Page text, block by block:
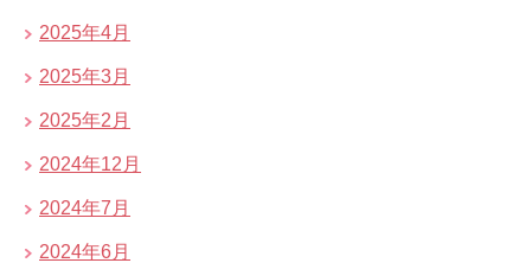
2025年4月
2025年3月
2025年2月
2024年12月
2024年7月
2024年6月